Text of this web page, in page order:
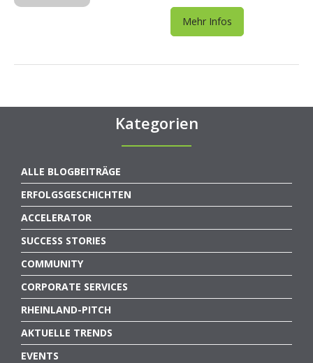
Mehr Infos
Kategorien
ALLE BLOGBEITRÄGE
ERFOLGSGESCHICHTEN
ACCELERATOR
SUCCESS STORIES
COMMUNITY
CORPORATE SERVICES
RHEINLAND-PITCH
AKTUELLE TRENDS
EVENTS